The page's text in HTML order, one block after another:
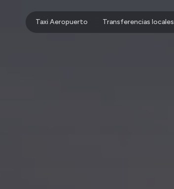
Taxi Aeropuerto Transferencias locales